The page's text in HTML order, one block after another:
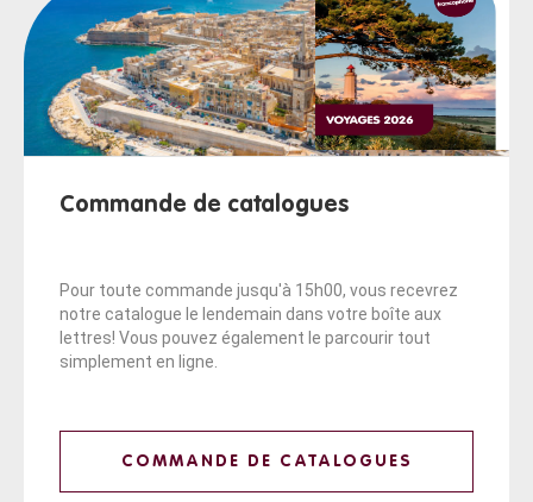
Commande de catalogues
Pour toute commande jusqu'à 15h00, vous recevrez
notre catalogue le lendemain dans votre boîte aux
lettres! Vous pouvez également le parcourir tout
simplement en ligne.
COMMANDE DE CATALOGUES